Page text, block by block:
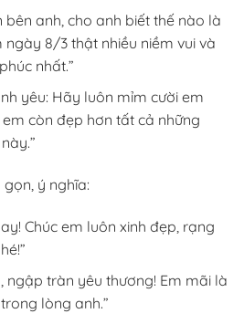
bên anh, cho anh biết thế nào là
ngày 8/3 thật nhiều niềm vui và
nhất.”
yêu: Hãy luôn mỉm cười em
còn đẹp hơn tất cả những
ý nghĩa:
Chúc em luôn xinh đẹp, rạng
ngập tràn yêu thương! Em mãi là
lòng anh.”